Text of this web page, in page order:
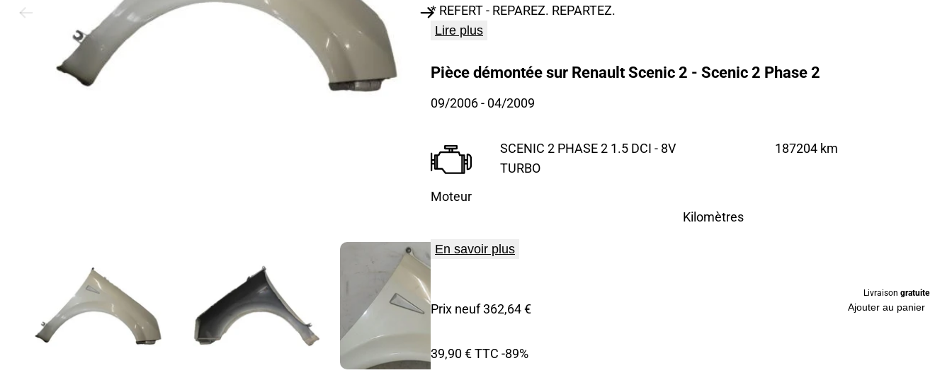
* REFERT - REPAREZ. REPARTEZ.
Lire plus
Pièce démontée sur Renault Scenic 2 - Scenic 2 Phase 2
09/2006- 04/2009
Moteur
SCENIC 2 PHASE 2 1.5 DCI - 8V
TURBO
Kilomètres
187204 km
En savoir plus
Prix neuf 362,64 €
39,90 € TTC -89%
Livraison gratuite
Ajouter au panier